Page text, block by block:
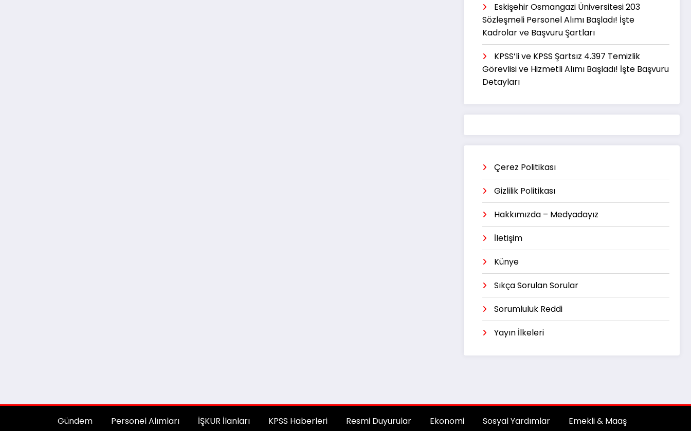
Eskişehir Osmangazi Üniversitesi 203
Sözleşmeli Personel Alımı Başladı! İşte
Kadrolar ve Başvuru Şartları
KPSS’li ve KPSS Şartsız 4.397 Temizlik
Görevlisi ve Hizmetli Alımı Başladı! İşte Başvuru
Detayları
Çerez Politikası
Gizlilik Politikası
Hakkımızda – Medyadayız
İletişim
Künye
Sıkça Sorulan Sorular
Sorumluluk Reddi
Yayın İlkeleri
Gündem Personel Alımları İŞKUR İlanları KPSS Haberleri Resmi Duyurular Ekonomi Sosyal Yardımlar Emekli & Maaş